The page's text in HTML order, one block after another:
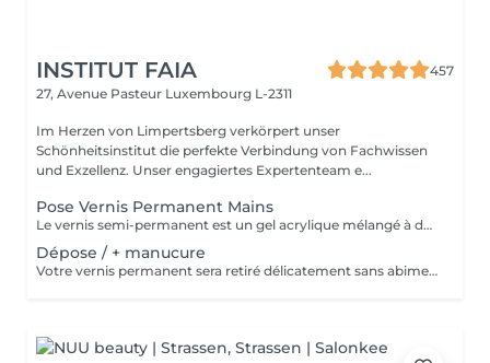
INSTITUT FAIA
457
27, Avenue Pasteur Luxembourg L-2311
Im Herzen von Limpertsberg verkörpert unser
Schönheitsinstitut die perfekte Verbindung von Fachwissen
und Exzellenz. Unser engagiertes Expertenteam e...
Pose Vernis Permanent Mains
Le vernis semi-permanent est un gel acrylique mélangé à du vernis, appliqué sur l'ongle et durci par des UV. Il a la même texture qu'un vernis classique, est aussi liquide et a encore plus de brillance. Il reste impeccable, sans ternir et sans s'écailler.
Dépose / + manucure
Votre vernis permanent sera retiré délicatement sans abimer vos ongles. La manucure est un soin des mains comprenant le limage des ongles, la pousse et la coupe des cuticules, massage avec crème de soin et application d'un vernis transparent si désiré.